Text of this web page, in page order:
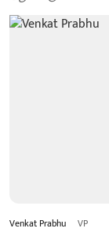
Venkat Prabhu VP